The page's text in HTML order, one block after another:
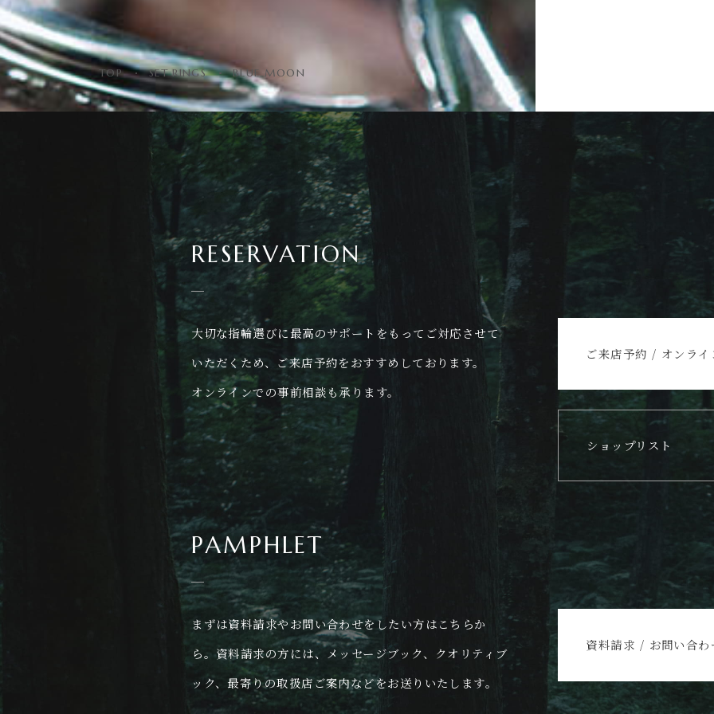
TOP SET RINGS BLUE MOON
RESERVATION
大切な指輪選びに最高のサポートをもってご対応させて
いただくため、ご来店予約をおすすめしております。
オンラインでの事前相談も承ります。
ご来店予約 / オンライ
ショップリスト
PAMPHLET
まずは資料請求やお問い合わせをしたい方はこちらか
ら。資料請求の方には、メッセージブック、クオリティブ
ック、最寄りの取扱店ご案内などをお送りいたします。
資料請求 / お問い合わ